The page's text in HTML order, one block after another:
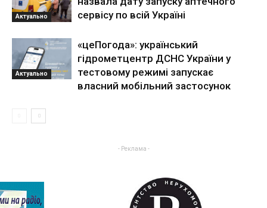
Актуально
сервісу по всій Україні
Актуально
«цеПогода»: український
гідрометцентр ДСНС України у
тестовому режимі запускає
власний мобільний застосунок
- Реклама -